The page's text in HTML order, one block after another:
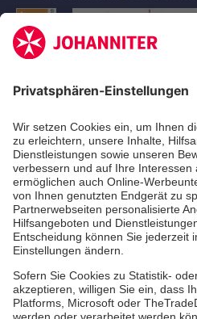
Aus- &
Erste-
Jobs &
Johanniter-